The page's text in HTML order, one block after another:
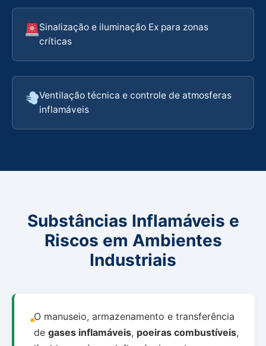
Sinalização e iluminação Ex para zonas
críticas
Ventilação técnica e controle de atmosferas
inflamáveis
Substâncias Inflamáveis e
Riscos em Ambientes
Industriais
O manuseio, armazenamento e transferência
de gases inflamáveis, poeiras combustíveis,